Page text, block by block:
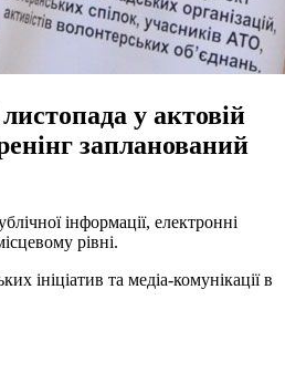
у актовій
запланований
інформації, електронні
рівні.
ініціатив та медіа-комунікації в